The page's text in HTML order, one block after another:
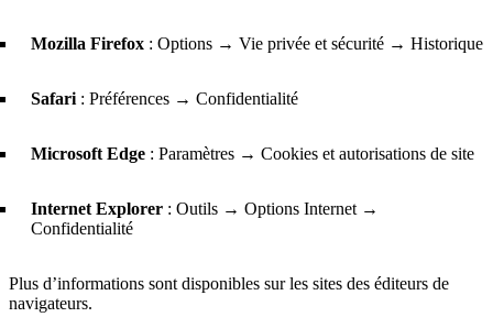
Mozilla Firefox : Options → Vie privée et sécurité → Historique
Safari : Préférences → Confidentialité
Microsoft Edge : Paramètres → Cookies et autorisations de site
Internet Explorer : Outils → Options Internet →
Confidentialité
Plus d’informations sont disponibles sur les sites des éditeurs de
navigateurs.